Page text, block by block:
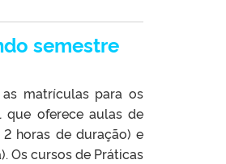
semestre
matrículas para os
que oferece aulas de
horas de duração) e
Os cursos de Práticas